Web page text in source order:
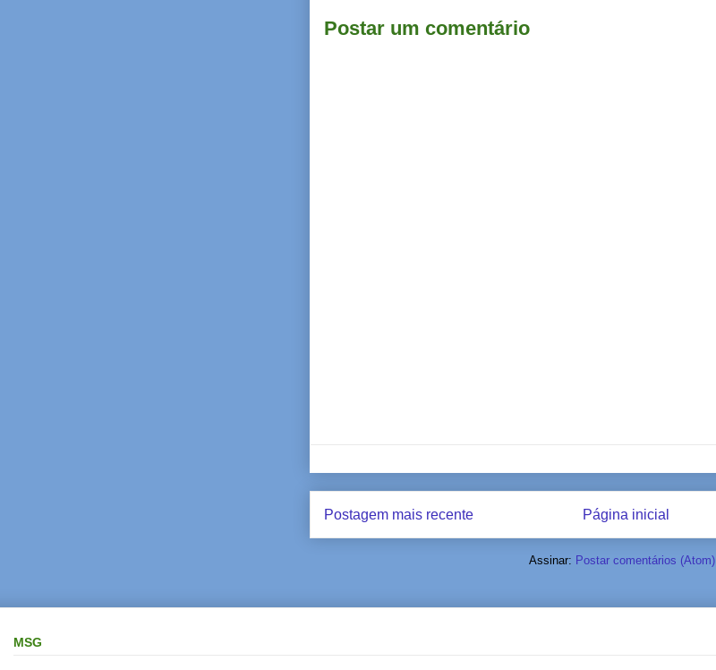
Postar um comentário
Postagem mais recente Página inicial
Assinar: Postar comentários (Atom)
MSG